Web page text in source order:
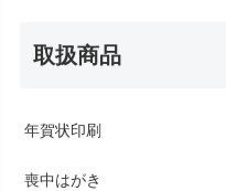
取扱商品
年賀状印刷
喪中はがき